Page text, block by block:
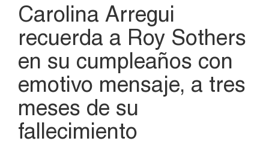
Carolina Arregui
recuerda a Roy Sothers
en su cumpleaños con
emotivo mensaje, a tres
meses de su
fallecimiento